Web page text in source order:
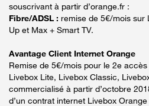
souscrivant à partir d’orange.fr :
Fibre/ADSL : remise de 5€/mois sur
Up et Max + Smart TV.
Avantage Client Internet Orange
Remise de 5€/mois pour le 2e
Livebox Lite, Livebox Classic,
commercialisé à partir d’octobre
d’un contrat internet Livebox